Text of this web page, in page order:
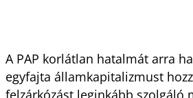
A PAP korlátlan hatalmát arra
egyfajta államkapitalizmust
felzárkózást leginkább szolgáló